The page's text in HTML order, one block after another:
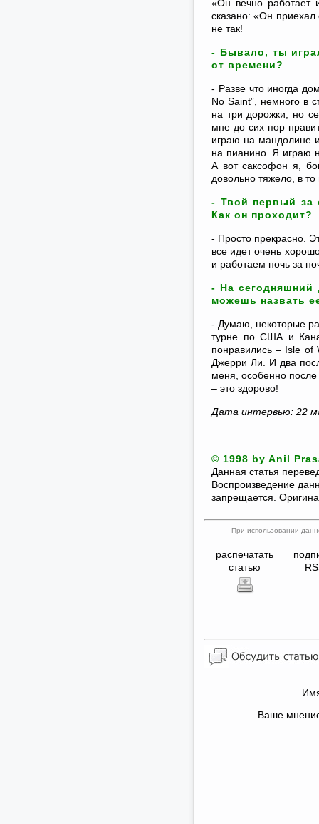
«Он вечно работает
сказано: «Он
не так!
- Бывало, ты
от времени?
- Разве что иногда
No Saint”, немного в
на три дорожки, но
мне до сих пор
играю на мандолине
на пианино. Я играю
А вот саксофон я,
довольно тяжело, в то
- Твой первый за
Как он проходит?
- Просто прекрасно.
все идет очень
и работаем ночь за
- На сегодняшний
можешь назвать
- Думаю, некоторые
турне по США и
понравились – Isle
Джерри Ли. И два
меня, особенно
– это здорово!
Дата интервью: 22
© 1998 by Anil
Данная статья
Воспроизведение
запрещается.
При использовании
распечатать
статью
Ваше